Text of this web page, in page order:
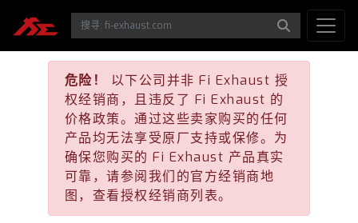
危险！
以下公司并非 Fi Exhaust 授
权经销商，且违反了 Fi Exhaust 的
价格政策。通过这些卖家购买的任何
产品均无法享受原厂支持或保修。为
确保您购买的 Fi Exhaust 产品真实
可靠，请参阅我们的官方经销商地
图，查看授权经销商列表。